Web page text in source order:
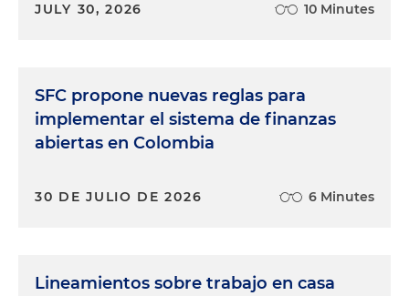
JULY 30, 2026 10 Minutes
SFC propone nuevas reglas para
implementar el sistema de finanzas
abiertas en Colombia
30 DE JULIO DE 2026 6 Minutes
Lineamientos sobre trabajo en casa